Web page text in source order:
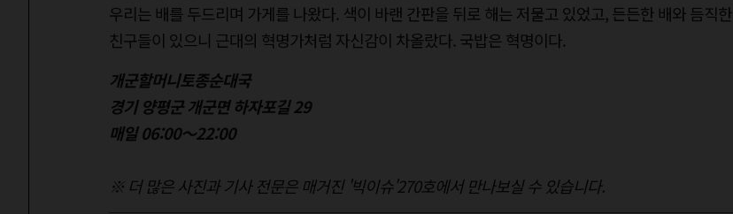
우리는 배를 두드리며 가게를 나왔다. 색이 바랜 간판을 뒤로 해는 저물고 있었고, 든든한 배와 듬직한
친구들이 있으니 근대의 혁명가처럼 자신감이 차올랐다. 국밥은 혁명이다.
개군할머니토종순대국
경기 양평군 개군면 하자포길 29
매일 06:00～22:00
※ 더 많은 사진과 기사 전문은 매거진 '빅이슈'270호에서 만나보실 수 있습니다.